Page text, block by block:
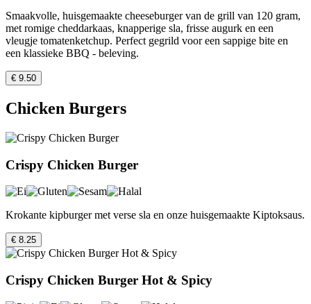
Smaakvolle, huisgemaakte cheeseburger van de grill van 120 gram,
met romige cheddarkaas, knapperige sla, frisse augurk en een
vleugje tomatenketchup. Perfect gegrild voor een sappige bite en
een klassieke BBQ - beleving.
€ 9.50
Chicken Burgers
Crispy Chicken Burger
Krokante kipburger met verse sla en onze huisgemaakte Kiptoksaus.
€ 8.25
Crispy Chicken Burger Hot & Spicy